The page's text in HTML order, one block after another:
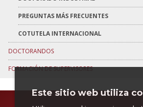
PREGUNTAS MÁS FRECUENTES
COTUTELA INTERNACIONAL
DOCTORANDOS
FORMACIÓN DE SUPERVISORES
Este sitio web utiliza